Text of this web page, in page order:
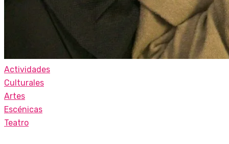
Actividades
Culturales
Artes
Escénicas
Teatro